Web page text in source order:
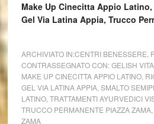
Make Up Cinecitta Appio
Gel Via Latina Appia, Trucco
ARCHIVIATO IN:CENTRI BENESSERE
CONTRASSEGNATO CON:GELISH
MAKE UP CINECITTA APPIO LATINO,
GEL VIA LATINA APPIA, SMALTO
LATINO, TRATTAMENTI AYURVEDICI
TRUCCO PERMANENTE PIAZZA ZAMA,
ZAMA